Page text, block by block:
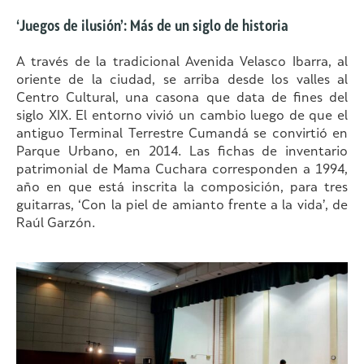
‘Juegos de ilusión’: Más de un siglo de historia
A través de la tradicional Avenida Velasco Ibarra, al
oriente de la ciudad, se arriba desde los valles al
Centro Cultural, una casona que data de fines del
siglo XIX. El entorno vivió un cambio luego de que el
antiguo Terminal Terrestre Cumandá se convirtió en
Parque Urbano, en 2014. Las fichas de inventario
patrimonial de Mama Cuchara corresponden a 1994,
año en que está inscrita la composición, para tres
guitarras, ‘Con la piel de amianto frente a la vida’, de
Raúl Garzón.